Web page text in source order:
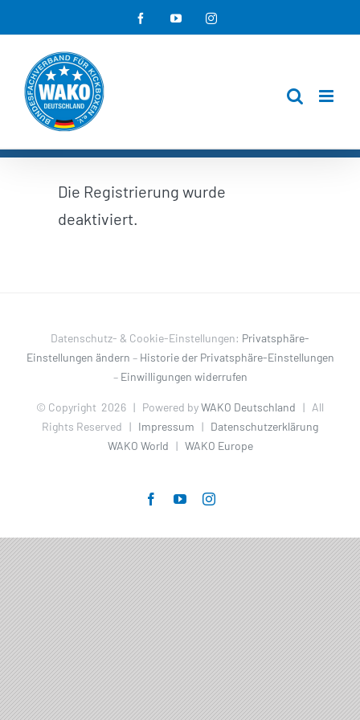
Inhalt
springen
FacebookYouTubeInstagram
Die Registrierung wurde
deaktiviert.
Datenschutz- & Cookie-Einstellungen: Privatsphäre-
Einstellungen ändern – Historie der Privatsphäre-Einstellungen
– Einwilligungen widerrufen
© Copyright 2026 | Powered byWAKO Deutschland | All
Rights Reserved | Impressum | Datenschutzerklärung
WAKO World | WAKO Europe
FacebookYouTubeInstagram